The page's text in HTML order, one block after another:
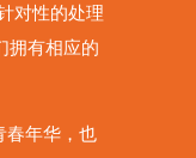
对性的处理
拥有相应的
年华，也